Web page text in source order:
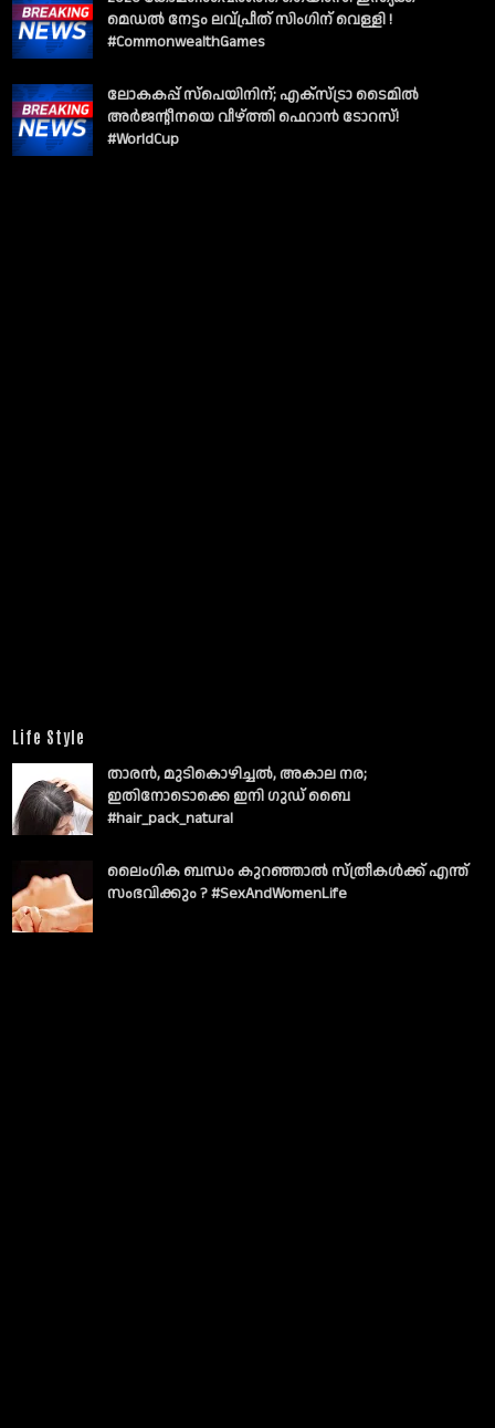
മെഡൽ നേട്ടം ലവ്പ്രീത് സിംഗിന് വെള്ളി !
#CommonwealthGames
ലോകകപ്പ് സ്പെയിനിന്; എക്സ്ട്രാ ടൈമിൽ
അർജന്റീനയെ വീഴ്ത്തി ഫെറാൻ ടോറസ്!
#WorldCup
Life Style
താരൻ, മുടികൊഴിച്ചൽ, അകാല നര;
ഇതിനോടൊക്കെ ഇനി ഗുഡ് ബൈ
#hair_pack_natural
ലൈംഗിക ബന്ധം കുറഞ്ഞാല്‍ സ്ത്രീകള്‍ക്ക് എന്ത്
സംഭവിക്കും ? #SexAndWomenLife